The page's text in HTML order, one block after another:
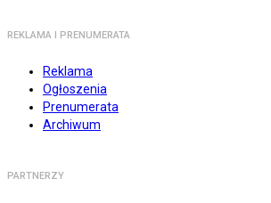
REKLAMA I PRENUMERATA
Reklama
Ogłoszenia
Prenumerata
Archiwum
PARTNERZY